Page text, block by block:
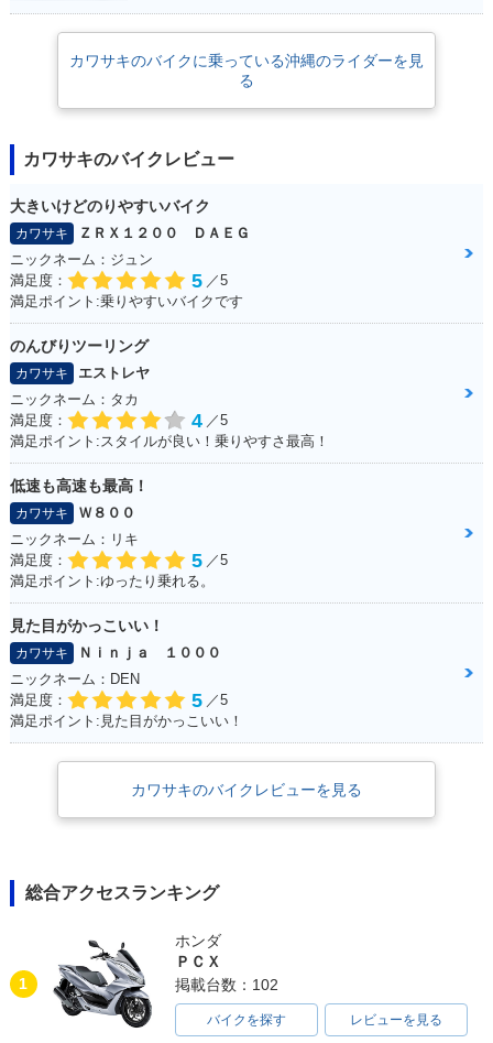
カワサキのバイクに乗っている沖縄のライダーを見
る
カワサキのバイクレビュー
大きいけどのりやすいバイク
カワサキ
ＺＲＸ１２００ ＤＡＥＧ
ニックネーム：ジュン
満足度：
5 ／5
満足ポイント:乗りやすいバイクです
のんびりツーリング
カワサキ
エストレヤ
ニックネーム：タカ
満足度：
4 ／5
満足ポイント:スタイルが良い！乗りやすさ最高！
低速も高速も最高！
カワサキ
Ｗ８００
ニックネーム：リキ
満足度：
5 ／5
満足ポイント:ゆったり乗れる。
見た目がかっこいい！
カワサキ
Ｎｉｎｊａ １０００
ニックネーム：DEN
満足度：
5 ／5
満足ポイント:見た目がかっこいい！
カワサキのバイクレビューを見る
総合アクセスランキング
1
ホンダ
ＰＣＸ
掲載台数：102
バイクを探す レビューを見る